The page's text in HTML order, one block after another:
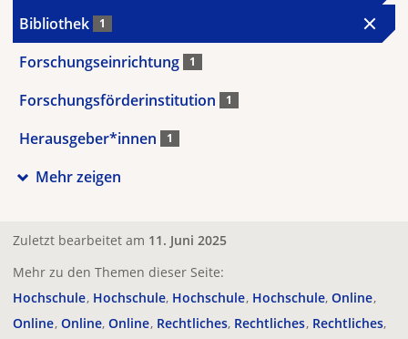
Bibliothek 1
Forschungseinrichtung 1
Forschungsförderinstitution 1
Herausgeber*innen 1
Mehr zeigen
Zuletzt bearbeitet am 11. Juni 2025
Mehr zu den Themen dieser Seite:
Hochschule Hochschule Hochschule Hochschule Online
Online Online Online Rechtliches Rechtliches Rechtliches